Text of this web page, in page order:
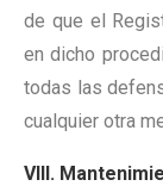
de que el
en dicho
todas las
cualquier otra
VIII.